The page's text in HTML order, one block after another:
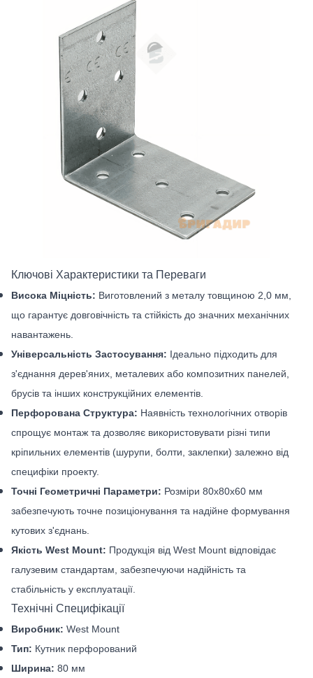
Ключові Характеристики та Переваги
Висока Міцність: Виготовлений з металу товщиною 2,0 мм,
що гарантує довговічність та стійкість до значних механічних
навантажень.
Універсальність Застосування: Ідеально підходить для
з'єднання дерев'яних, металевих або композитних панелей,
брусів та інших конструкційних елементів.
Перфорована Структура: Наявність технологічних отворів
спрощує монтаж та дозволяє використовувати різні типи
кріпильних елементів (шурупи, болти, заклепки) залежно від
специфіки проекту.
Точні Геометричні Параметри: Розміри 80x80x60 мм
забезпечують точне позиціонування та надійне формування
кутових з'єднань.
Якість West Mount: Продукція від West Mount відповідає
галузевим стандартам, забезпечуючи надійність та
стабільність у експлуатації.
Технічні Специфікації
Виробник: West Mount
Тип: Кутник перфорований
Ширина: 80 мм